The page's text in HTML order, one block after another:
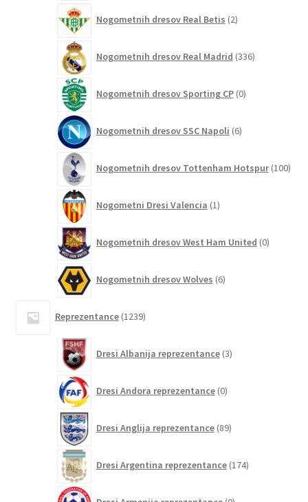
Nogometnih dresov Real Betis 2izdelka
Nogometnih dresov Real Madrid 336izdelkov
Nogometnih dresov Sporting CP 0izdelkov
Nogometnih dresov SSC Napoli 6izdelkov
Nogometnih dresov Tottenham Hotspur 100
Nogometni Dresi Valencia 1izdelek
Nogometnih dresov West Ham United 0izdelkov
Nogometnih dresov Wolves 6izdelkov
Reprezentance 1239izdelkov
Dresi Albanija reprezentance 3izdelki
Dresi Andora reprezentance 0izdelkov
Dresi Anglija reprezentance 89izdelkov
Dresi Argentina reprezentance 174izdelkov